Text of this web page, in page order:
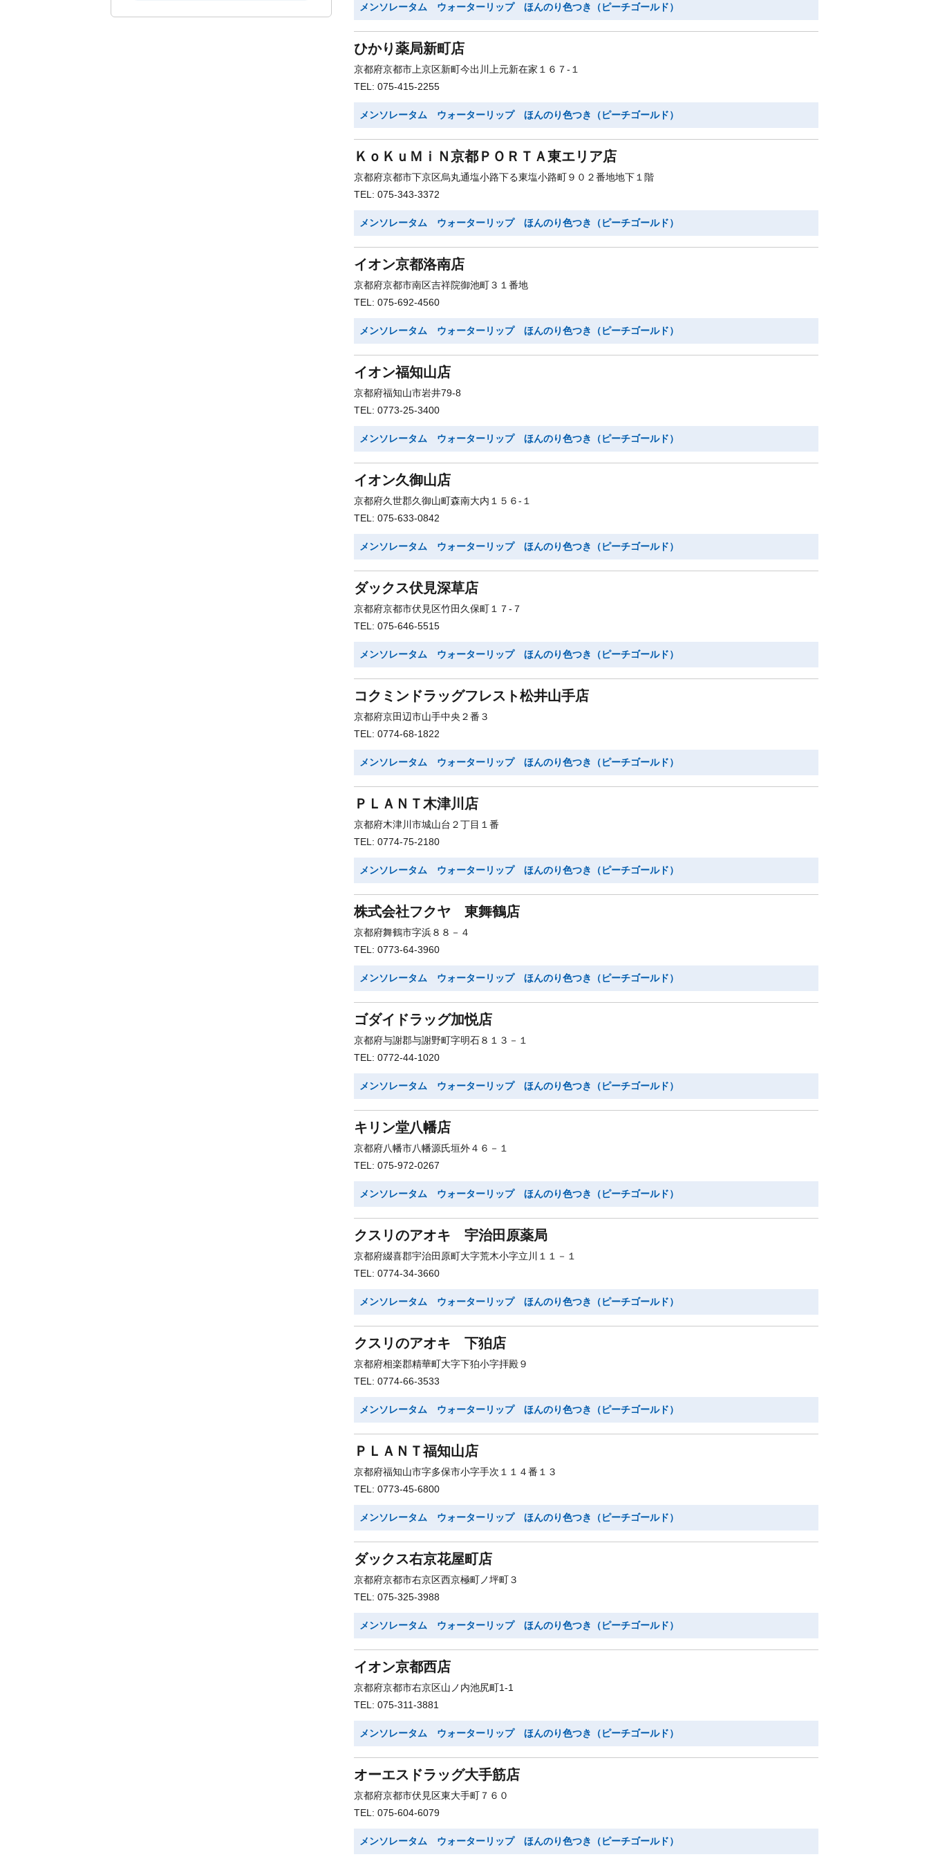
メンソレータム ウォーターリップ ほんのり色つき（ピーチゴールド）
ひかり薬局新町店
京都府京都市上京区新町今出川上元新在家１６７-１
TEL: 075-415-2255
メンソレータム ウォーターリップ ほんのり色つき（ピーチゴールド）
ＫｏＫｕＭｉＮ京都ＰＯＲＴＡ東エリア店
京都府京都市下京区烏丸通塩小路下る東塩小路町９０２番地地下１階
TEL: 075-343-3372
メンソレータム ウォーターリップ ほんのり色つき（ピーチゴールド）
イオン京都洛南店
京都府京都市南区吉祥院御池町３１番地
TEL: 075-692-4560
メンソレータム ウォーターリップ ほんのり色つき（ピーチゴールド）
イオン福知山店
京都府福知山市岩井79-8
TEL: 0773-25-3400
メンソレータム ウォーターリップ ほんのり色つき（ピーチゴールド）
イオン久御山店
京都府久世郡久御山町森南大内１５６-１
TEL: 075-633-0842
メンソレータム ウォーターリップ ほんのり色つき（ピーチゴールド）
ダックス伏見深草店
京都府京都市伏見区竹田久保町１７-７
TEL: 075-646-5515
メンソレータム ウォーターリップ ほんのり色つき（ピーチゴールド）
コクミンドラッグフレスト松井山手店
京都府京田辺市山手中央２番３
TEL: 0774-68-1822
メンソレータム ウォーターリップ ほんのり色つき（ピーチゴールド）
ＰＬＡＮＴ木津川店
京都府木津川市城山台２丁目１番
TEL: 0774-75-2180
メンソレータム ウォーターリップ ほんのり色つき（ピーチゴールド）
株式会社フクヤ 東舞鶴店
京都府舞鶴市字浜８８－４
TEL: 0773-64-3960
メンソレータム ウォーターリップ ほんのり色つき（ピーチゴールド）
ゴダイドラッグ加悦店
京都府与謝郡与謝野町字明石８１３－１
TEL: 0772-44-1020
メンソレータム ウォーターリップ ほんのり色つき（ピーチゴールド）
キリン堂八幡店
京都府八幡市八幡源氏垣外４６－１
TEL: 075-972-0267
メンソレータム ウォーターリップ ほんのり色つき（ピーチゴールド）
クスリのアオキ 宇治田原薬局
京都府綴喜郡宇治田原町大字荒木小字立川１１－１
TEL: 0774-34-3660
メンソレータム ウォーターリップ ほんのり色つき（ピーチゴールド）
クスリのアオキ 下狛店
京都府相楽郡精華町大字下狛小字拝殿９
TEL: 0774-66-3533
メンソレータム ウォーターリップ ほんのり色つき（ピーチゴールド）
ＰＬＡＮＴ福知山店
京都府福知山市字多保市小字手次１１４番１３
TEL: 0773-45-6800
メンソレータム ウォーターリップ ほんのり色つき（ピーチゴールド）
ダックス右京花屋町店
京都府京都市右京区西京極町ノ坪町３
TEL: 075-325-3988
メンソレータム ウォーターリップ ほんのり色つき（ピーチゴールド）
イオン京都西店
京都府京都市右京区山ノ内池尻町1-1
TEL: 075-311-3881
メンソレータム ウォーターリップ ほんのり色つき（ピーチゴールド）
オーエスドラッグ大手筋店
京都府京都市伏見区東大手町７６０
TEL: 075-604-6079
メンソレータム ウォーターリップ ほんのり色つき（ピーチゴールド）